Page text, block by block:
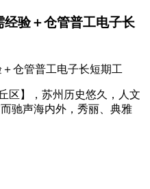
验＋仓管普工电子长
仓管普工电子长短期工
区】，苏州历史悠久，人文
驰声海内外，秀丽、典雅